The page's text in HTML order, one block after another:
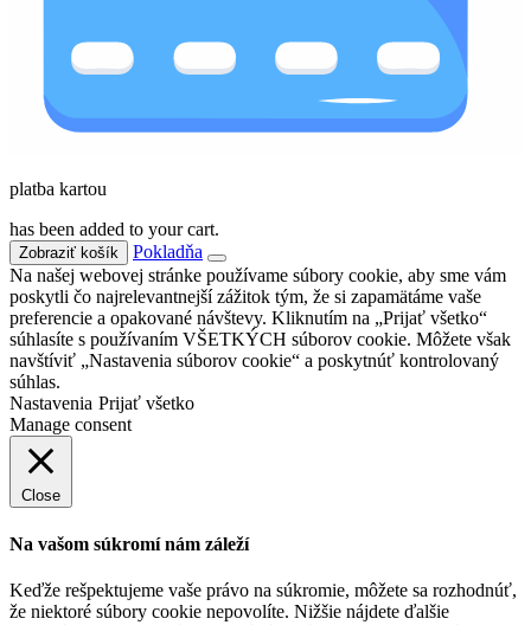
platba kartou
has been added to your cart.
Zobraziť košík
Pokladňa
Na našej webovej stránke používame súbory cookie, aby sme vám
poskytli čo najrelevantnejší zážitok tým, že si zapamätáme vaše
preferencie a opakované návštevy. Kliknutím na „Prijať všetko“
súhlasíte s používaním VŠETKÝCH súborov cookie. Môžete však
navštíviť „Nastavenia súborov cookie“ a poskytnúť kontrolovaný
súhlas.
Nastavenia Prijať všetko
Manage consent
Close
Na vašom súkromí nám záleží
Keďže rešpektujeme vaše právo na súkromie, môžete sa rozhodnúť,
že niektoré súbory cookie nepovolíte. Nižšie nájdete ďalšie